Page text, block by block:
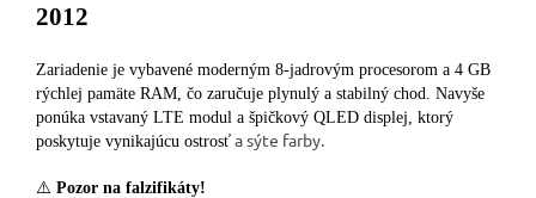
2012
Zariadenie je vybavené moderným 8-jadrovým procesorom a 4 GB
rýchlej pamäte RAM, čo zaručuje plynulý a stabilný chod. Navyše
ponúka vstavaný LTE modul a špičkový QLED displej, ktorý
poskytuje vynikajúcu ostrosť a sýte farby.
⚠️ Pozor na falzifikáty!